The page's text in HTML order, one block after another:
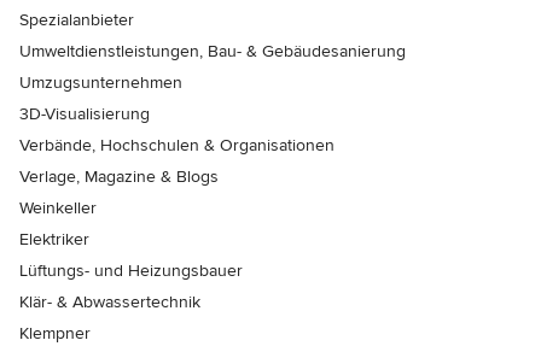
Spezialanbieter
Umweltdienstleistungen, Bau- & Gebäudesanierung
Umzugsunternehmen
3D-Visualisierung
Verbände, Hochschulen & Organisationen
Verlage, Magazine & Blogs
Weinkeller
Elektriker
Lüftungs- und Heizungsbauer
Klär- & Abwassertechnik
Klempner